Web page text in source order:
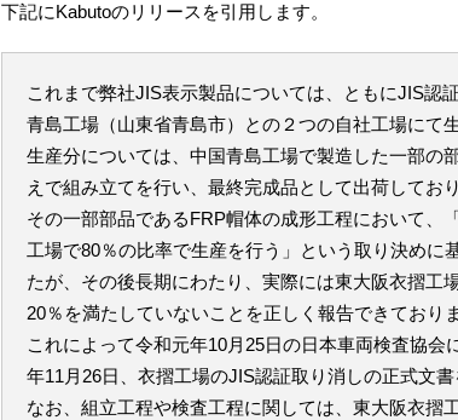
下記にKabutoのリリースを引用します。
これまで弊社JIS表示製品については、ともにJIS認
青島工場（山東省青島市）との２つの自社工場にて
生産分については、中国青島工場で製造した一部の
えで組み立てを行い、最終完成品として出荷しており
その一部部品であるFRP帽体の成形工程において、
工場で80％の比率で生産を行う」という取り決めに
たが、その後長期にわたり、実際には東大阪衣摺工
20％を満たしていないことを正しく報告できており
これによって令和元年10月25日の日本車両検査協会
年11月26日、衣摺工場のJIS認証取り消しの正式文書
なお、組立工程や検査工程に関しては、東大阪衣摺